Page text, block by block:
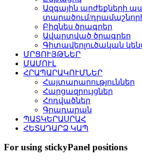
Ազգային արժեքների
տարածում/
Բիզնես ծրագրեր
Ավարտված ծրագրեր
Գիտավերլուծական
ՄՐՑՈՒՅԹՆԵՐ
ՄԱՄՈՒԼ
ՀՐԱՊԱՐԱԿՈՒՄՆԵՐ
Հայտարարություններ
Հարցազրույցներ
Հոդվածներ
Գրադարան
ՊԱՏԿԵՐԱՍՐԱՀ
ՀԵՏԱԴԱՐՁ ԿԱՊ
For using stickyPanel positions